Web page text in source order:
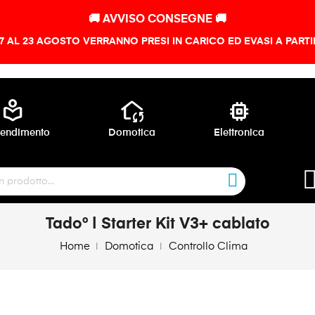
🚚 AVVISO CONSEGNE 🚚
AL 23 AGOSTO VERRANNO PRESI IN CARICO ED EVASI A
local_library wifi_home
Domotica
memory
Elettronica
Tado° | Starter Kit V3+ cablato
Home Domotica Controllo Clima